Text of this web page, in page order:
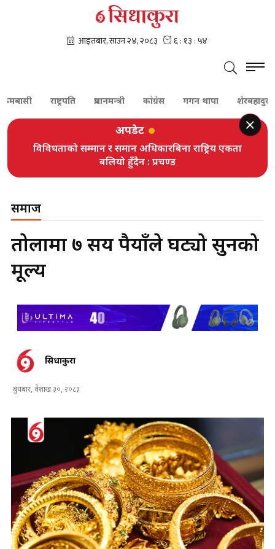
राष्ट्रपति प्रधानमन्त्री कांग्रेस गगन थापा शेरबहादुर देउवा
अपडेट
विविधताको सम्मान र समान अधिकारबिना राष्ट्रिय एकता
बलियो हुँदैन : प्रचण्ड
समाज
तोलामा ७ सय रुपैयाँले घट्यो सुनको
मूल्य
सिधाकुरा
बुधबार, वैशाख ३०, २०८३